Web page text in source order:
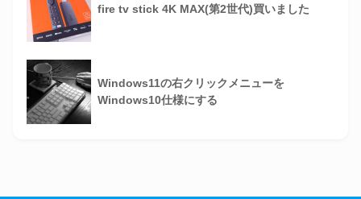
fire tv stick 4K MAX(第2世代)買いました
Windows11の右クリックメニューを
Windows10仕様にする